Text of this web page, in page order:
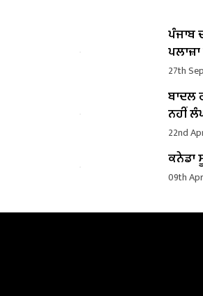
ਪੰਜਾਬ
27th
ਬਾਦਲ
ਨਹੀਂ
22nd
ਕਨੇਡਾ
09th